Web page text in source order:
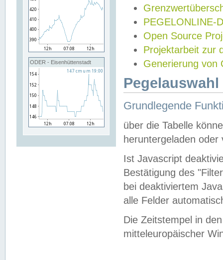
ODER - Eisenhüttenstadt
PEGELONLINE-
Open Source
Projektarbeit zur
Generierung von
Grundlegende
über die Tabelle
heruntergeladen oder
Ist Javascript
Bestätigung des
bei deaktiviertem
alle Felder
Die Zeitstempel in
mitteleuropäischer